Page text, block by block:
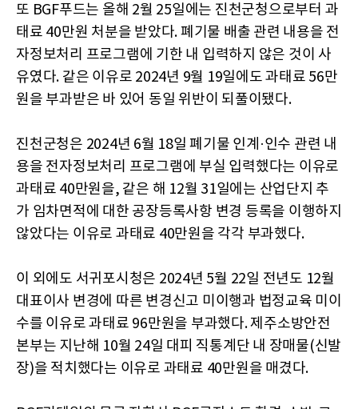
또 BGF푸드는 올해 2월 25일에는 진천군청으로부터 과
태료 40만원 처분을 받았다. 폐기물 배출 관련 내용을 전
자정보처리 프로그램에 기한 내 입력하지 않은 것이 사
유였다. 같은 이유로 2024년 9월 19일에도 과태료 56만
원을 부과받은 바 있어 동일 위반이 되풀이됐다.
진천군청은 2024년 6월 18일 폐기물 인계·인수 관련 내
용을 전자정보처리 프로그램에 부실 입력했다는 이유로
과태료 40만원을, 같은 해 12월 31일에는 산업단지 추
가 임차면적에 대한 공장등록사항 변경 등록을 이행하지
않았다는 이유로 과태료 40만원을 각각 부과했다.
이 외에도 서귀포시청은 2024년 5월 22일 전년도 12월
대표이사 변경에 따른 변경신고 미이행과 법정교육 미이
수를 이유로 과태료 96만원을 부과했다. 제주소방안전
본부는 지난해 10월 24일 대피 직통계단 내 장매물(신발
장)을 적치했다는 이유로 과태료 40만원을 매겼다.